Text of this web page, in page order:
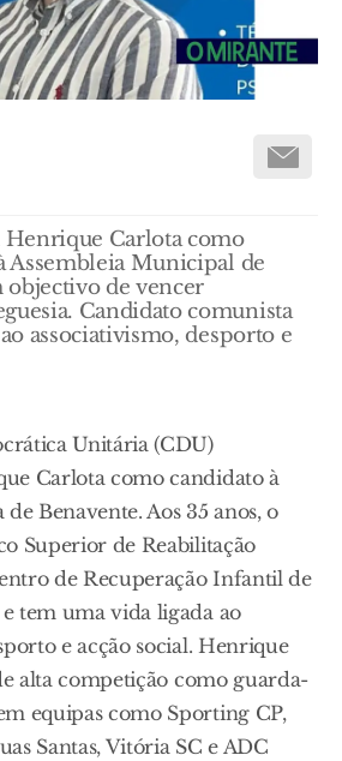
Henrique Carlota como
Assembleia Municipal de
objectivo de vencer
Candidato comunista
associativismo, desporto e
Unitária (CDU)
Carlota como candidato à
Benavente. Aos 35 anos, o
Superior de Reabilitação
de Recuperação Infantil de
tem uma vida ligada ao
e acção social. Henrique
alta competição como guarda-
equipas como Sporting CP,
Santas, Vitória SC e ADC